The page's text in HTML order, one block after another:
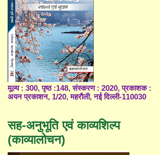
मूल्य : 300, पृष्ठ :148, संस्करण : 2020, प्रकाशक :
अयन प्रकाशन, 1/20, महरौली, नई दिल्ली-110030
सह-अनुभूति एवं काव्यशिल्प
(काव्यालोचन)